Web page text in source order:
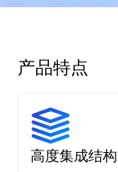
产品特点
高度集成结构